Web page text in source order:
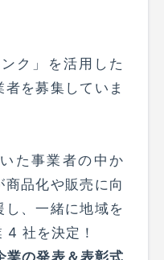
ク」を活用した
を募集していま
た事業者の中か
商品化や販売に向
、一緒に地域を
4 社を決定！
業の発表＆表彰式